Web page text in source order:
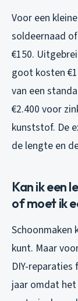
Voor een
soldeernaad
€150.
goot kosten
van een
€2.400 voor
kunststof. De
de lengte en
Kan ik een
of moet ik
Schoonmaken
kunt. Maar
DIY-reparaties
jaar omdat